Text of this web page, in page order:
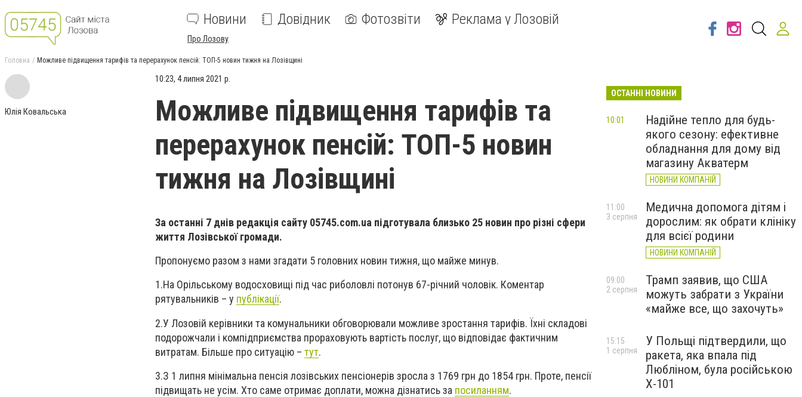
Новини Довідник Фотозвіти Реклама у Лозовій
Про Лозову
Головна Можливе підвищення тарифів та перерахунок пенсій: ТОП-5 новин тижня на Лозівщині
Юлія Ковальська
10:23, 4 липня 2021 р.
Можливе підвищення тарифів та
перерахунок пенсій: ТОП-5 новин
тижня на Лозівщині
За останні 7 днів редакція сайту 05745.com.ua підготувала близько 25 новин про різні сфери
життя Лозівської громади.
Пропонуємо разом з нами згадати 5 головних новин тижня, що майже минув.
1.На Орільському водосховищі під час риболовлі потонув 67-річний чоловік. Коментар
рятувальників – у публікації.
2.У Лозовій керівники та комунальники обговорювали можливе зростання тарифів. Їхні складові
подорожчали і компідприємства прораховують вартість послуг, що відповідає фактичним
витратам. Більше про ситуацію – тут.
3.З 1 липня мінімальна пенсія лозівських пенсіонерів зросла з 1769 грн до 1854 грн. Проте, пенсії
підвищать не усім. Хто саме отримає доплати, можна дізнатись за посиланням.
ОСТАННІ НОВИНИ
Надійне тепло для будь-
якого сезону: ефективне
обладнання для дому від
магазину Акватерм
НОВИНИ КОМПАНІЙ
10:01
Медична допомога дітям і
дорослим: як обрати клініку
для всієї родини
НОВИНИ КОМПАНІЙ
11:00
3 серпня
Трамп заявив, що США
можуть забрати з України
«майже все, що захочуть»
09:00
2 серпня
У Польщі підтвердили, що
ракета, яка впала під
Любліном, була російською
Х-101
15:15
1 серпня